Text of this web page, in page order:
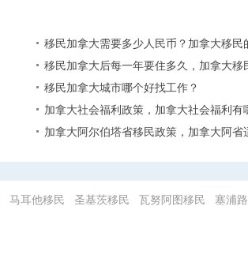
移民加拿大需要多少人民币？加拿大移民
移民加拿大后每一年要住多久，加拿大移
移民加拿大城市哪个好找工作？
加拿大社会福利政策，加拿大社会福利有
加拿大阿尔伯塔省移民政策，加拿大阿省
马耳他移民 圣基茨移民 瓦努阿图移民 塞浦